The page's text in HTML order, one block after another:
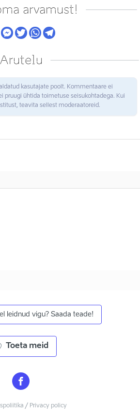
arvamust!
Arutelu
kasutajate poolt. Kommentaare ei
pruugi ühtida toimetuse seisukohtadega. Kui
teavita sellest moderaatoreid.
leidnud vigu? Saada teade!
Toeta meid
/ Privacy policy